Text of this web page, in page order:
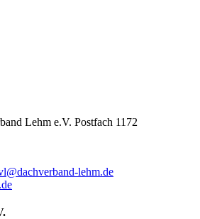
Lehm e.V. Postfach 1172
lehm.de